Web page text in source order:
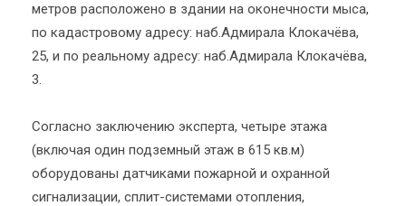
метров расположено в здании на оконечности мыса,
по кадастровому адресу: наб.Адмирала Клокачёва,
25, и по реальному адресу: наб.Адмирала Клокачёва,
3.
Согласно заключению эксперта, четыре этажа
(включая один подземный этаж в 615 кв.м)
оборудованы датчиками пожарной и охранной
сигнализации, сплит-системами отопления,